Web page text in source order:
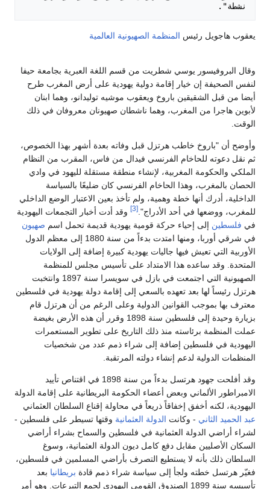
نشطة".
يعقوب هاجويل رئيس المنظمة الصهيونية العالمية
وقال البروفيسور يوسي شطريت من قسم اللغة العبرية بجامعة حيفا
لنفس الصحيفة إن خيار إقامة دولية يهودية على أرض المغرب طرح
أيضا من قبل الشقيقين باروخ ويعقوب موشيه توليدانو، وهما ابنان
لأبوين هاجرا من المغرب، وهما ناشطان صهيونان معروفان في ذلك
الوقت.
وأوضح أن "باروخ خاطب هرتزل قبل وفاته بعدة أشهر بهذا الخصوص،
ثم نقل دعوته للحاخام الفرنسي فيدال من فاس، المقرب من النظام
الملكي والحكومة المغربية، لإنشاء منطقة مستقلة لليهود في وادي
الحصان بالمغرب، وهذا الحاخام الفرنسي كان ضليعًا بالسياسة
الداخلية، أدرك أنها خطة وهمية، ولم تأخذ بعين الاعتبار الوضع الداخلي
للمغرب، ووضعها في أحد الأدراج". [3]
وقد أدت أخبار التجمعات اليهودية
في فلسطين إلى إحياء حركة قومية يهودية قديمة تحمل اسم صهيون
في شرقي أوربا، ومنها امتدت بدءاً من سنة 1880 إلى معظم الدول
الأوربية التي تعيش فيها جاليات يهودية كبيرة إضافة إلى الولايات
المتحدة. وقد ساعده هذا الامتداد على تأسيس مجلس للمنظمة
الصهيونية التي اجتمعت في بازل في سويسرا سنة 1897 وانتخبت
هرتزل رئيساً لها بعد تعهده بالسعي إلى إقامة دولة يهودية في فلسطين
معترف بها بموجب القوانين الدولية وعلى الرغم من أن هرتزل قام
بزيارة وحيدة إلى فلسطين سنة 1898 وقرر أن هذه الأرض بغيضة
عملت المنظمة برئاسته منذ ذلك التاريخ على تطوير المستعمرات
اليهودية في فلسطين إضافة إلى شراء ذمم عدد من شخصيات
المنظمات الدولية لدعم إنشاء دولته المرتقبة.
وقد أفلحت جهود هرتسل بدءاً من سنة 1898 في اقتناص تأييد
الامبراطور الألماني وبعض أعضاء الحكومة البريطانية على إقامة الدولة
اليهودية، لكنه أخفق إخفاقاً ذريعاً في محاولة إقناع السلطان العثماني
عبد الحميد الثاني - وكانت الدولة العثمانية وقتها تسيطر على فلسطين -
لشراء أراضي الدولة العثمانية في فلسطين والسماح بشراء أراضي
السكان الأصليين مقابل دفع كامل ديون الدولة العثمانية، وسوغ
السلطان ذلك بأنه لا يستطيع التصرف بأراضي المسلمين في فلسطين،
فغيّر هرتسل خطته ولجأ إلى سياسة شراء ذمم قادة بريطانيا بعد
تأسيسه سنة 1899 الصندوق القومي اليهودي لجمع التبرعات. وهو أمر